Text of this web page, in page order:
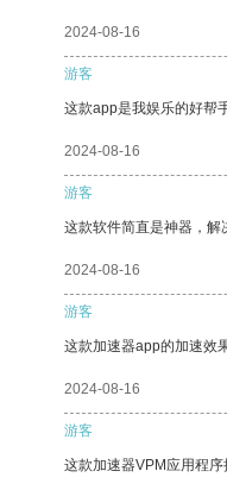
2024-08-16
游客
这款app是我娱乐的好帮
2024-08-16
游客
这款软件简直是神器，解
2024-08-16
游客
这款加速器app的加速效
2024-08-16
游客
这款加速器VPM应用程序